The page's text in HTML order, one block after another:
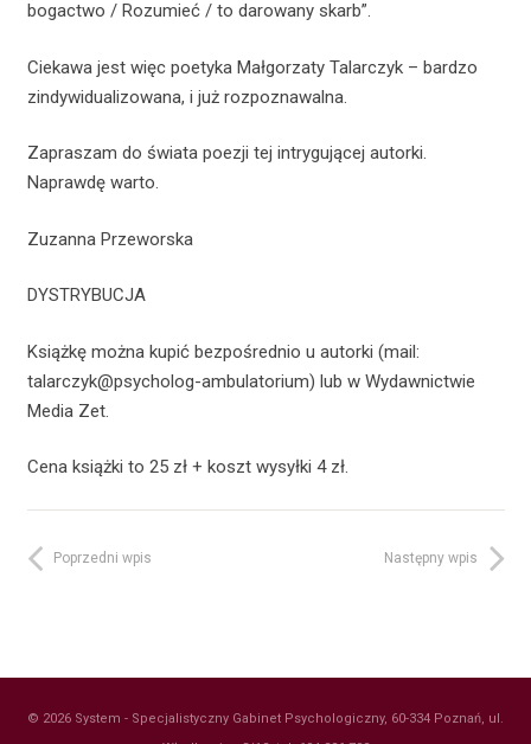
bogactwo / Rozumieć / to darowany skarb”.
Ciekawa jest więc poetyka Małgorzaty Talarczyk – bardzo
zindywidualizowana, i już rozpoznawalna.
Zapraszam do świata poezji tej intrygującej autorki.
Naprawdę warto.
Zuzanna Przeworska
DYSTRYBUCJA
Książkę można kupić bezpośrednio u autorki (mail:
talarczyk@psycholog-ambulatorium) lub w Wydawnictwie
Media Zet.
Cena książki to 25 zł + koszt wysyłki 4 zł.
Poprzedni wpis Następny wpis
© 2026 System - Specjalistyczny Gabinet Psychologiczny, 60-334 Poznań, ul.